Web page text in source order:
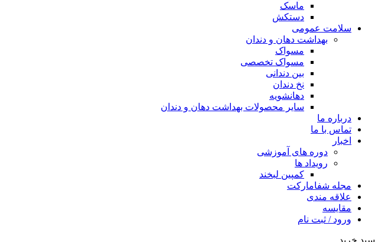
ماسک
دستکش
سلامت عمومی
بهداشت دهان و دندان
مسواک
مسواک تخصصی
بین دندانی
نخ دندان
دهانشویه
سایر محصولات بهداشت دهان و دندان
درباره ما
تماس با ما
اخبار
دوره های آموزشی
رویداد ها
کمپین لبخند
مجله شفامارکت
علاقه مندی
مقایسه
ورود / ثبت نام
سبد خرید